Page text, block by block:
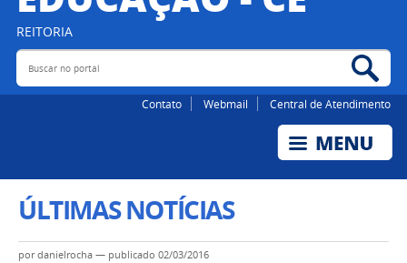
Legislação
REITORIA
Buscar no portal
Contato Webmail Central de Atendimento
ÚLTIMAS NOTÍCIAS
pordanielrocha — publicado 02/03/2016